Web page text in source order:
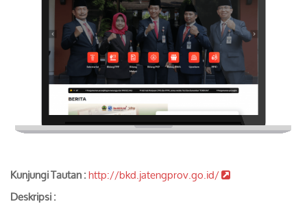
Kunjungi Tautan :http://bkd.jatengprov.go.id/
Deskripsi :